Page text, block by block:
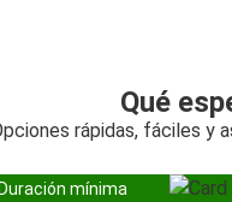
Qué
rápidas, fáciles y
mínima